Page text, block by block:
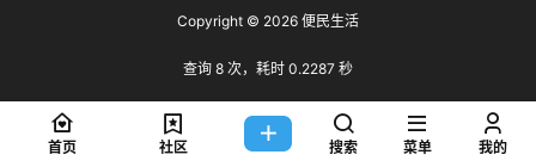
Copyright © 2026 便民生活
查询 8 次，耗时 0.2287 秒
首页 社区 搜索 菜单 我的